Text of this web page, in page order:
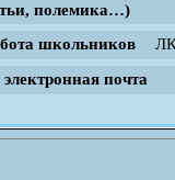
полемика…)
школьников
электронная почта